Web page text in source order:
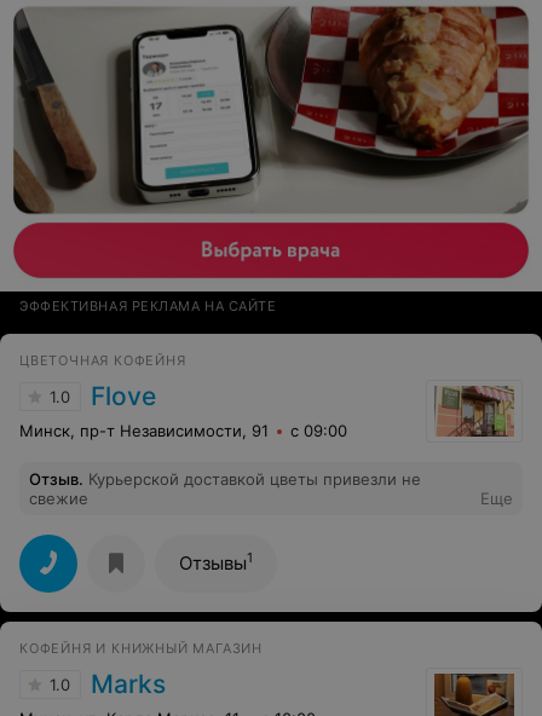
ЭФФЕКТИВНАЯ РЕКЛАМА НА САЙТЕ
ЦВЕТОЧНАЯ КОФЕЙНЯ
1.0 Flove
Минск, пр-т Независимости, 91 с 09:00
Отзыв. Курьерской доставкой цветы привезли не
свежие
Еще
Отзывы1
КОФЕЙНЯ И КНИЖНЫЙ МАГАЗИН
1.0 Marks